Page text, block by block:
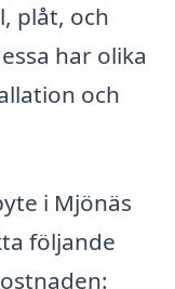
plåt, och
har olika
och
i Mjönäs
följande